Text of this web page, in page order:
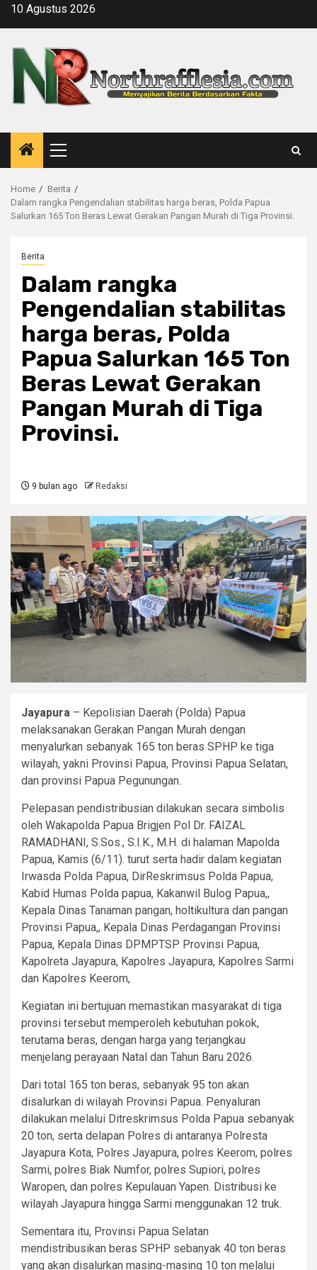
Skip10 Agustus 2026
Primary
Menu
Home
Berita
Dalam rangka Pengendalian stabilitas harga beras, Polda Papua
Salurkan 165 Ton Beras Lewat Gerakan Pangan Murah di Tiga Provinsi.
Berita
Dalam rangka
Pengendalian stabilitas
harga beras, Polda
Papua Salurkan 165 Ton
Beras Lewat Gerakan
Pangan Murah di Tiga
Provinsi.
9 bulan ago Redaksi
Jayapura – Kepolisian Daerah (Polda) Papua
melaksanakan Gerakan Pangan Murah dengan
menyalurkan sebanyak 165 ton beras SPHP ke tiga
wilayah, yakni Provinsi Papua, Provinsi Papua Selatan,
dan provinsi Papua Pegunungan.
Pelepasan pendistribusian dilakukan secara simbolis
oleh Wakapolda Papua Brigjen Pol Dr. FAIZAL
RAMADHANI, S.Sos., S.I.K., M.H. di halaman Mapolda
Papua, Kamis (6/11). turut serta hadir dalam kegiatan
Irwasda Polda Papua, DirReskrimsus Polda Papua,
Kabid Humas Polda papua, Kakanwil Bulog Papua,,
Kepala Dinas Tanaman pangan, holtikultura dan pangan
Provinsi Papua,, Kepala Dinas Perdagangan Provinsi
Papua, Kepala Dinas DPMPTSP Provinsi Papua,
Kapolreta Jayapura, Kapolres Jayapura, Kapolres Sarmi
dan Kapolres Keerom,
Kegiatan ini bertujuan memastikan masyarakat di tiga
provinsi tersebut memperoleh kebutuhan pokok,
terutama beras, dengan harga yang terjangkau
menjelang perayaan Natal dan Tahun Baru 2026.
Dari total 165 ton beras, sebanyak 95 ton akan
disalurkan di wilayah Provinsi Papua. Penyaluran
dilakukan melalui Ditreskrimsus Polda Papua sebanyak
20 ton, serta delapan Polres di antaranya Polresta
Jayapura Kota, Polres Jayapura, polres Keerom, polres
Sarmi, polres Biak Numfor, polres Supiori, polres
Waropen, dan polres Kepulauan Yapen. Distribusi ke
wilayah Jayapura hingga Sarmi menggunakan 12 truk.
Sementara itu, Provinsi Papua Selatan
mendistribusikan beras SPHP sebanyak 40 ton beras
yang akan disalurkan masing-masing 10 ton melalui